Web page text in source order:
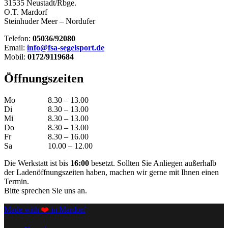
31535 Neustadt/Rbge.
O.T. Mardorf
Steinhuder Meer – Nordufer
Telefon: 05036/92080
Email: info@fsa-segelsport.de
Mobil: 0172/9119684
Öffnungszeiten
Mo
8.30 – 13.00
Di
8.30 – 13.00
Mi
8.30 – 13.00
Do
8.30 – 13.00
Fr
8.30 – 16.00
Sa
10.00 – 12.00
Die Werkstatt ist bis 16:00 besetzt. Sollten Sie Anliegen außerhalb
der Ladenöffnungszeiten haben, machen wir gerne mit Ihnen einen
Termin.
Bitte sprechen Sie uns an.
Made with ❤️ in Mardorf